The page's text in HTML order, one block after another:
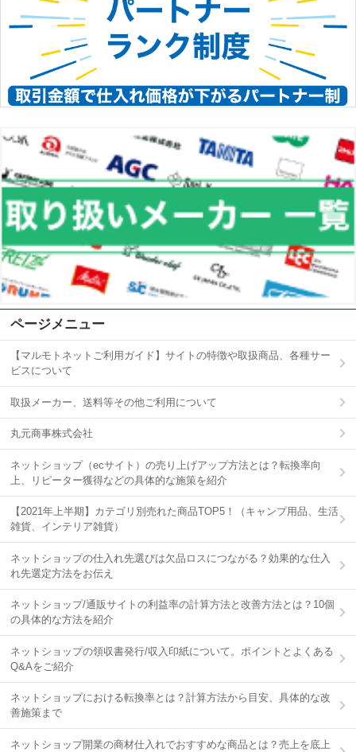
ページメニュー
【マルモトネットご利用ガイド】サイトの特徴や取扱商品、各種サー
ビスについて
取扱メーカー、送料等その他ご利用について
丸元商事株式会社
ネットショップ（ecサイト）の売り上げアップ方法とは？転換率向
上、リピーター獲得などの具体的な施策を紹介
【2021年上半期】カテゴリ別売れた商品TOP5！（キャンプ用品、生活
雑貨、インテリア雑貨）
ネットショップの仕入れ先選びは欠品ロスにつながる？効果的な仕入
れ先選定方法をお伝え
ネットショップ/通販サイトの利益率の計算方法と改善方法とは？10個
の具体的な方法を紹介
ネットショップの領収書発行/収入印紙について。ポイントとよくある
Q&Aをご紹介
ネットショップにおける転換率とは？計算方法から目安、具体的な改
善施策まで
ネットショップ開業の商材仕入れでおすすめな商品とは？売上を底上